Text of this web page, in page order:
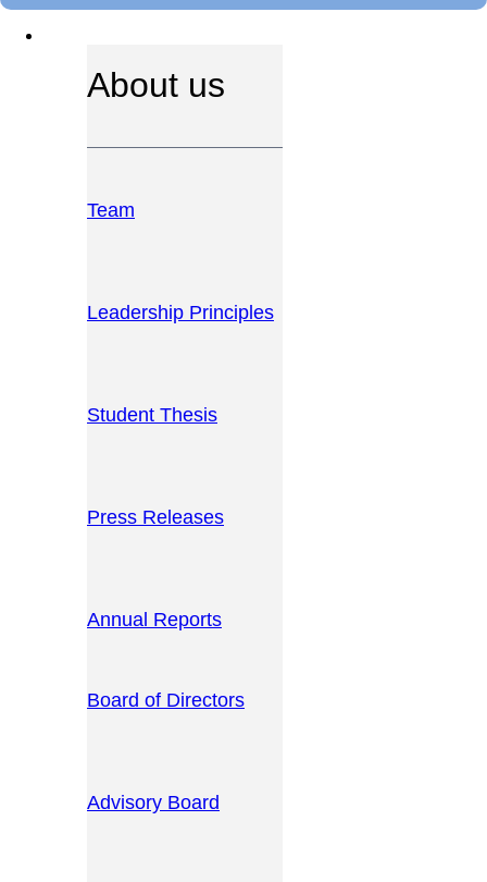
About us
Team
Leadership Principles
Student Thesis
Press Releases
Annual Reports
Board of Directors
Advisory Board